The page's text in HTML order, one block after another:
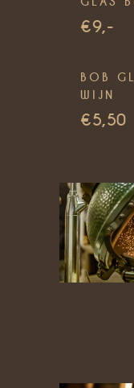
€9,-
BOB
WIJN
€5,50